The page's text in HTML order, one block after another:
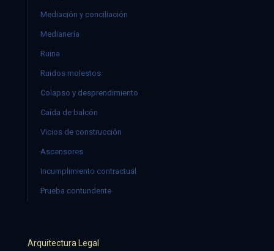
Mediación y conciliación
Medianería
Ruina
Ruidos molestos
Colapso y desprendimiento
Caída de balcón
Vicios de construcción
Ascensores
Incumplimiento contractual
Prueba contundente
Arquitectura Legal